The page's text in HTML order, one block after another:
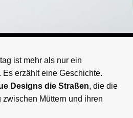
ist mehr als nur ein
erzählt eine Geschichte.
Designs die Straßen, die die
Müttern und ihren